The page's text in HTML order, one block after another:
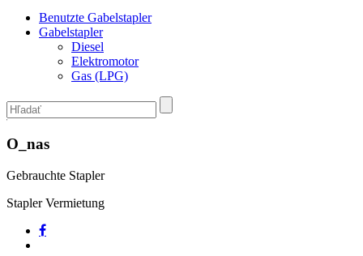
Benutzte Gabelstapler
Gabelstapler
Diesel
Elektromotor
Gas (LPG)
O_nas
Gebrauchte Stapler
Stapler Vermietung